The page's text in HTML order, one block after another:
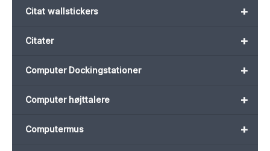
+
Citat wallstickers
+
Citater
+
Computer Dockingstationer
+
Computer højttalere
+
Computermus